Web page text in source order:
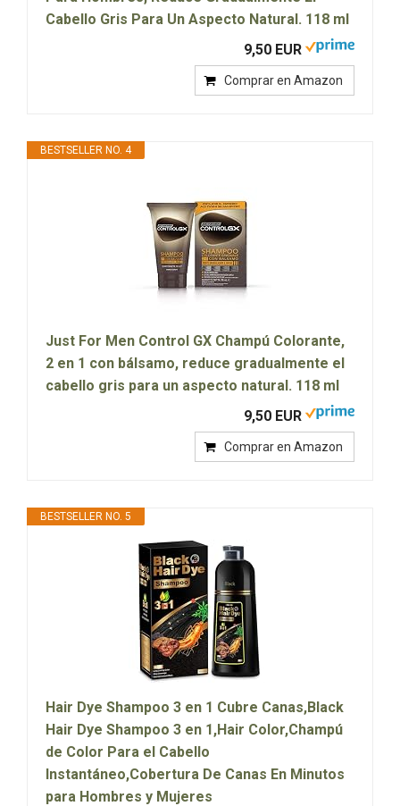
Cabello Gris Para Un Aspecto Natural. 118 ml
9,50 EUR
Comprar en Amazon
BESTSELLER NO. 4
Just For Men Control GX Champú Colorante,
2 en 1 con bálsamo, reduce gradualmente el
cabello gris para un aspecto natural. 118 ml
9,50 EUR
Comprar en Amazon
BESTSELLER NO. 5
Hair Dye Shampoo 3 en 1 Cubre Canas,Black
Hair Dye Shampoo 3 en 1,Hair Color,Champú
de Color Para el Cabello
Instantáneo,Cobertura De Canas En Minutos
para Hombres y Mujeres